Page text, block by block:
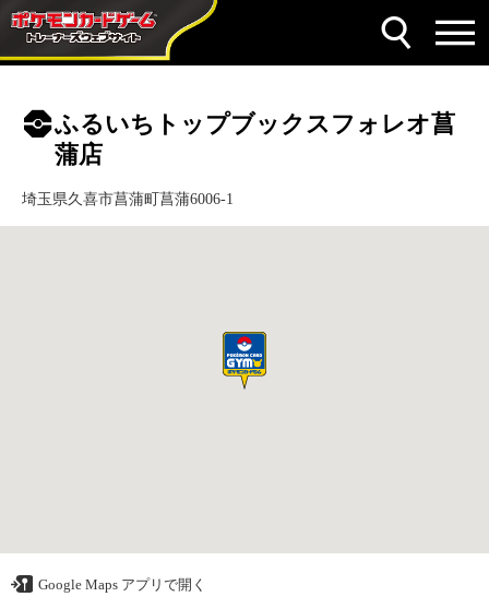
ふるいちトップブックスフォレオ菖
蒲店
埼玉県久喜市菖蒲町菖蒲6006-1
Google Maps アプリで開く